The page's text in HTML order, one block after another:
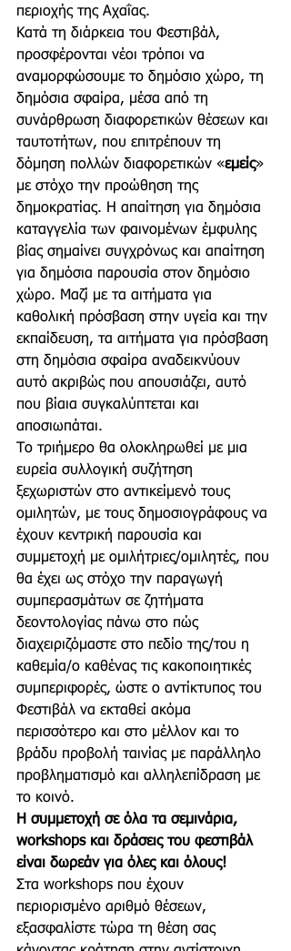
περιοχής της Αχαΐας.
Κατά τη διάρκεια του Φεστιβάλ,
προσφέρονται νέοι τρόποι να
αναμορφώσουμε το δημόσιο χώρο, τη
δημόσια σφαίρα, μέσα από τη
συνάρθρωση διαφορετικών θέσεων και
ταυτοτήτων, που επιτρέπουν τη
δόμηση πολλών διαφορετικών «εμείς»
με στόχο την προώθηση της
δημοκρατίας. Η απαίτηση για δημόσια
καταγγελία των φαινομένων έμφυλης
βίας σημαίνει συγχρόνως και απαίτηση
για δημόσια παρουσία στον δημόσιο
χώρο. Μαζί με τα αιτήματα για
καθολική πρόσβαση στην υγεία και την
εκπαίδευση, τα αιτήματα για πρόσβαση
στη δημόσια σφαίρα αναδεικνύουν
αυτό ακριβώς που απουσιάζει, αυτό
που βίαια συγκαλύπτεται και
αποσιωπάται.
Το τριήμερο θα ολοκληρωθεί με μια
ευρεία συλλογική συζήτηση
ξεχωριστών στο αντικείμενό τους
ομιλητών, με τους δημοσιογράφους να
έχουν κεντρική παρουσία και
συμμετοχή με ομιλήτριες/ομιλητές, που
θα έχει ως στόχο την παραγωγή
συμπερασμάτων σε ζητήματα
δεοντολογίας πάνω στο πώς
διαχειριζόμαστε στο πεδίο της/του η
καθεμία/ο καθένας τις κακοποιητικές
συμπεριφορές, ώστε ο αντίκτυπος του
Φεστιβάλ να εκταθεί ακόμα
περισσότερο και στο μέλλον και το
βράδυ προβολή ταινίας με παράλληλο
προβληματισμό και αλληλεπίδραση με
το κοινό.
Η συμμετοχή σε όλα τα σεμινάρια,
workshops και δράσεις του φεστιβάλ
είναι δωρεάν για όλες και όλους!
Στα workshops που έχουν
περιορισμένο αριθμό θέσεων,
εξασφαλίστε τώρα τη θέση σας